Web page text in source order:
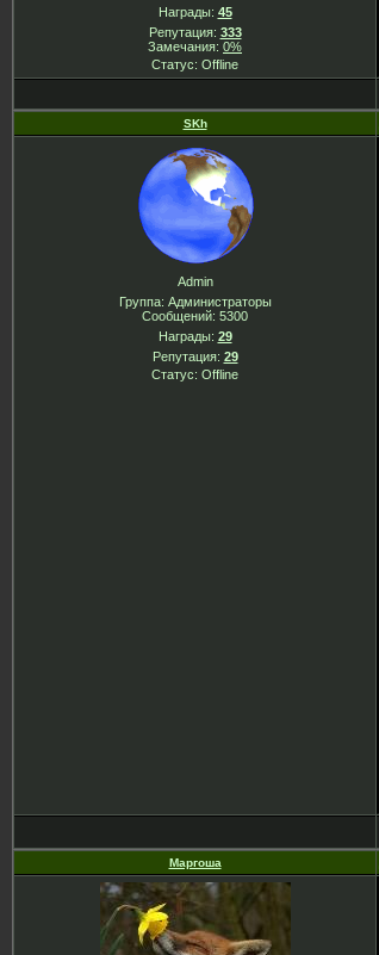
Награды: 45
Репутация: 333
Замечания: 0%
Статус: Offline
SKh
Admin
Группа: Администраторы
Сообщений: 5300
Награды: 29
Репутация: 29
Статус: Offline
Маргоша